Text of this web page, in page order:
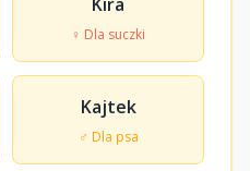
♀ Dla suczki
Kajtek
♂ Dla psa